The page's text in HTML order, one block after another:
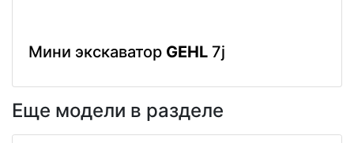
Мини экскаватор GEHL 7j
Еще модели в разделе